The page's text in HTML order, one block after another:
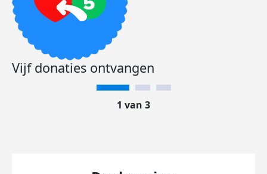
Vijf donaties ontvangen
1 van 3